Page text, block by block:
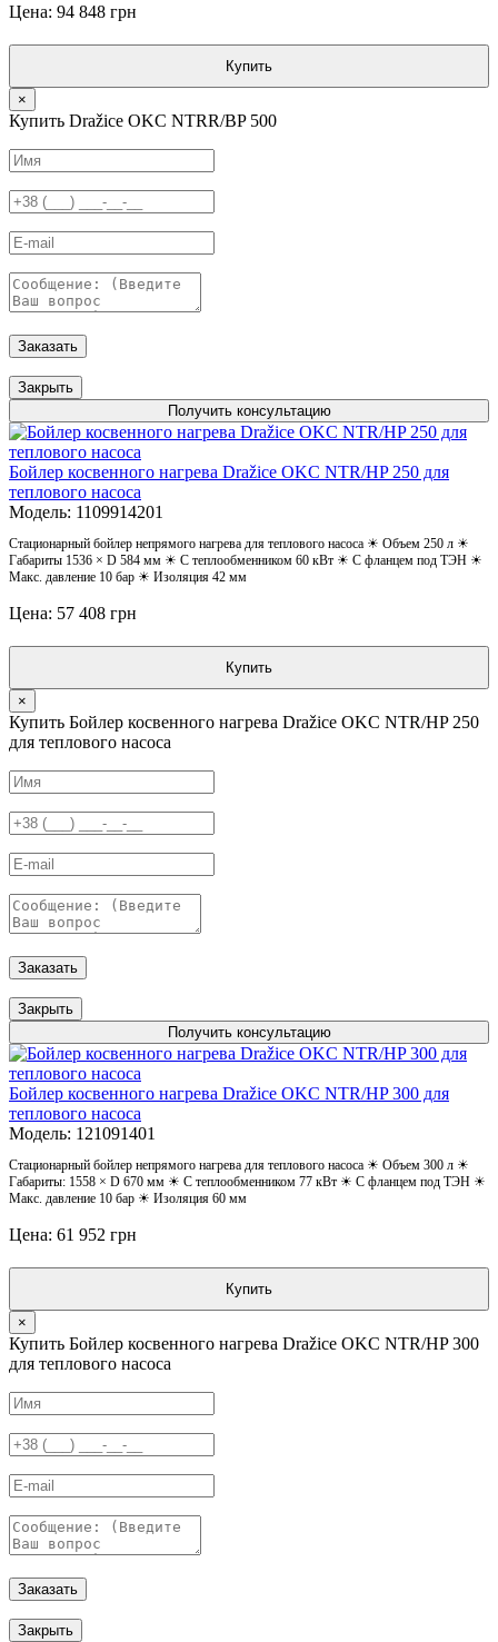
Цена: 94 848 грн
Купить
×
Купить Dražice OKC NTRR/BP 500
Заказать
Закрыть
Получить консультацию
Бойлер косвенного нагрева Dražice OKC NTR/HP 250 для
теплового насоса
Модель: 1109914201
Стационарный бойлер непрямого нагрева для теплового насоса ☀ Объем 250 л ☀
Габариты 1536 × D 584 мм ☀ С теплообменником 60 кВт ☀ С фланцем под ТЭН ☀
Макс. давление 10 бар ☀ Изоляция 42 мм
Цена: 57 408 грн
Купить
×
Купить Бойлер косвенного нагрева Dražice OKC NTR/HP 250
для теплового насоса
Заказать
Закрыть
Получить консультацию
Бойлер косвенного нагрева Dražice OKC NTR/HP 300 для
теплового насоса
Модель: 121091401
Стационарный бойлер непрямого нагрева для теплового насоса ☀ Объем 300 л ☀
Габариты: 1558 × D 670 мм ☀ С теплообменником 77 кВт ☀ С фланцем под ТЭН ☀
Макс. давление 10 бар ☀ Изоляция 60 мм
Цена: 61 952 грн
Купить
×
Купить Бойлер косвенного нагрева Dražice OKC NTR/HP 300
для теплового насоса
Заказать
Закрыть